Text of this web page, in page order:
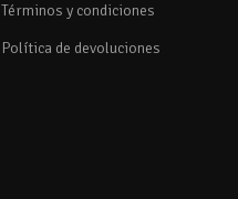
Términos y condiciones
Política de devoluciones